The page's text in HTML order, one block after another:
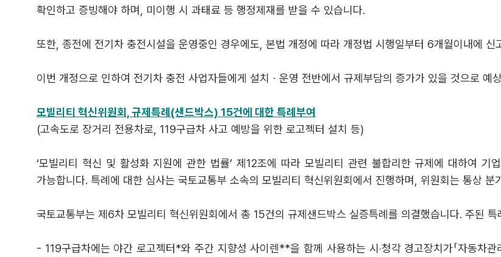
확인하고 증빙해야 하며, 미이행 시 과태료 등 행정제재를 받을 수 있습니다.
또한, 종전에 전기차 충전시설을 운영중인 경우에도, 본법 개정에 따라 개정법 시행일부터 6개월이내에 신
이번 개정으로 인하여 전기차 충전 사업자들에게 설치ㆍ운영 전반에서 규제부담의 증가가 있을 것으로 예
모빌리티 혁신위원회, 규제특례(샌드박스) 15건에 대한 특례부여
(고속도로 장거리 전용차로, 119구급차 사고 예방을 위한 로고젝터 설치 등)
‘모빌리티 혁신 및 활성화 지원에 관한 법률’ 제12조에 따라 모빌리티 관련 불합리한 규제에 대하여 기
가능합니다. 특례에 대한 심사는 국토교통부 소속의 모빌리티 혁신위원회에서 진행하며, 위원회는 통상 분
국토교통부는 제6차 모빌리티 혁신위원회에서 총 15건의 규제샌드박스 실증특례를 의결했습니다. 주된
- 119구급차에는 야간 로고젝터*와 주간 지향성 사이렌**을 함께 사용하는 시‧청각 경고장치가「자동차